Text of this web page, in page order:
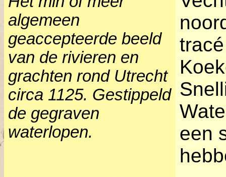
algemeen
geaccepteerde beeld
van de rivieren en
grachten rond Utrecht
circa 1125. Gestippeld
de gegraven
waterlopen.
een